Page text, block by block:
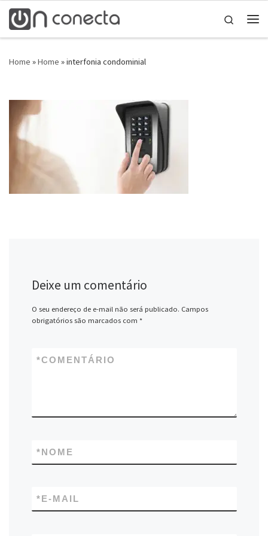
Skip to content Search
Home »Home »interfonia condominial
Deixe um comentário
O seu endereço de e-mail não será publicado. Campos
obrigatórios são marcados com *
COMENTÁRIO
*
NOME
*
E-MAIL
*